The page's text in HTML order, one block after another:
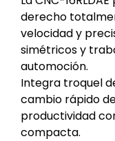
derecho
velocidad y
simétricos y
automoción.
Integra troquel
cambio rápido
productividad
compacta.